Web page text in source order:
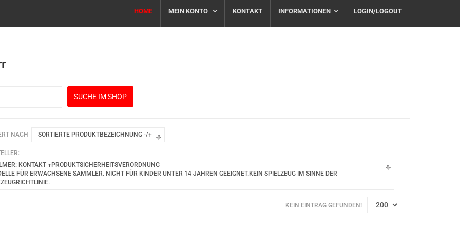
HOME MEIN KONTO KONTAKT INFORMATIONEN LOGIN/LOGOUT
NACH SORTIERTE PRODUKTBEZEICHNUNG -/+
KONTAKT +PRODUKTSICHERHEITSVERORDNUNG
FÜR ERWACHSENE SAMMLER. NICHT FÜR KINDER UNTER 14 JAHREN GEEIGNET.KEIN SPIELZEUG IM SINNE DER
KEIN EINTRAG GEFUNDEN!